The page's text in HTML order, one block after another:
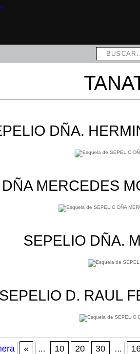
DÑA.
MERCEDES
SEPELIO DÑA.
SEPELIO D. RAUL
« ... 10 20 30 ...